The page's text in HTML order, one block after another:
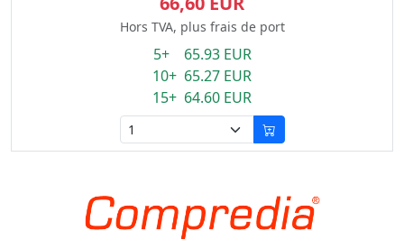
Hors TVA, plus frais de port
5+ 65.93 EUR
10+ 65.27 EUR
15+ 64.60 EUR